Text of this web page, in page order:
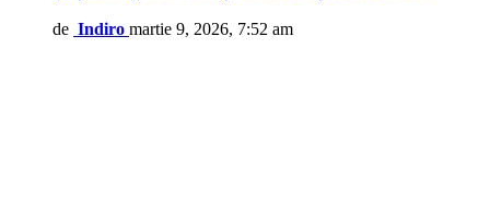
de Indiro martie 9, 2026, 7:52 am